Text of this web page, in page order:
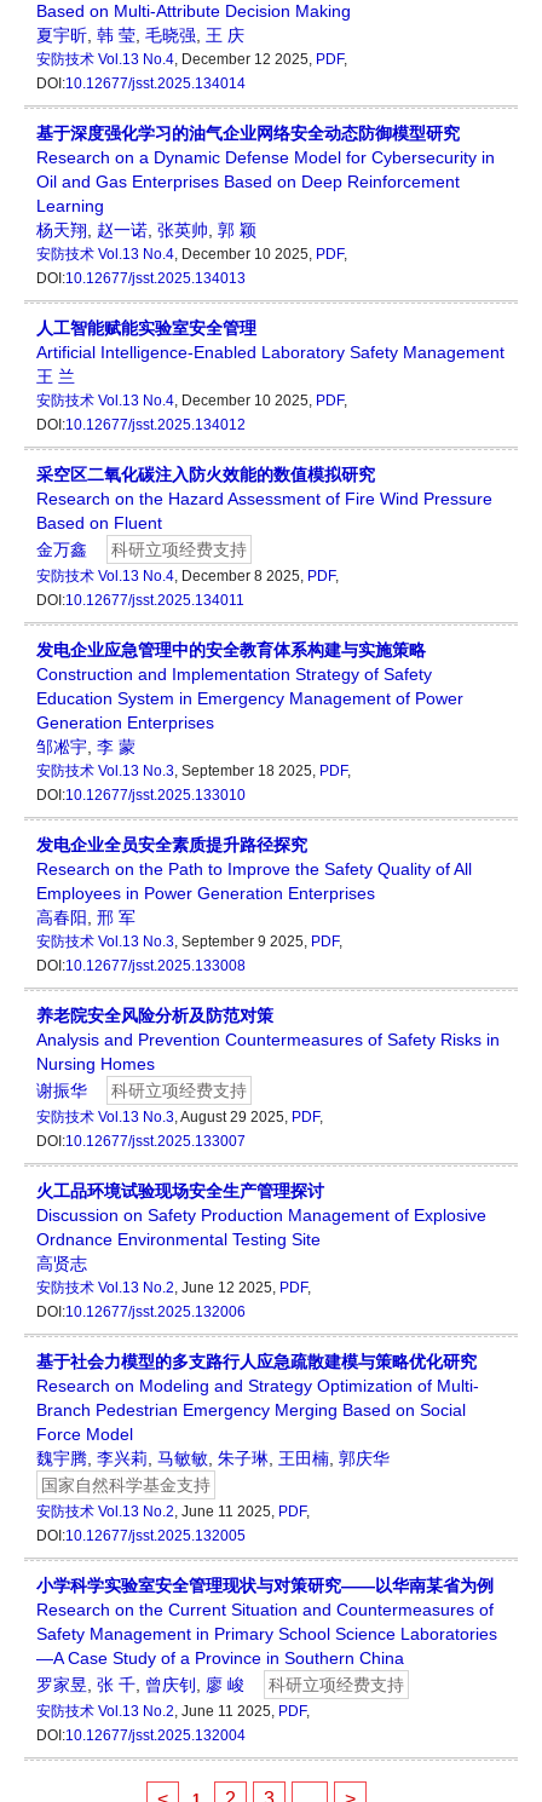
Based on Multi-Attribute Decision Making
夏宇昕 韩 莹 毛晓强 王 庆
安防技术 Vol.13 No.4, December 12 2025, PDF,
DOI:10.12677/jsst.2025.134014
基于深度强化学习的油气企业网络安全动态防御模型研究
Research on a Dynamic Defense Model for Cybersecurity in
Oil and Gas Enterprises Based on Deep Reinforcement
Learning
杨天翔
赵一诺 张英帅 郭 颖
安防技术 Vol.13 No.4, December 10 2025, PDF,
DOI:10.12677/jsst.2025.134013
人工智能赋能实验室安全管理
Artificial Intelligence-Enabled Laboratory Safety Management
王 兰
安防技术 Vol.13 No.4, December 10 2025, PDF,
DOI:10.12677/jsst.2025.134012
采空区二氧化碳注入防火效能的数值模拟研究
Research on the Hazard Assessment of Fire Wind Pressure
Based on Fluent
金万鑫
科研立项经费支持
安防技术 Vol.13 No.4, December 8 2025, PDF,
DOI:10.12677/jsst.2025.134011
发电企业应急管理中的安全教育体系构建与实施策略
Construction and Implementation Strategy of Safety
Education System in Emergency Management of Power
Generation Enterprises
邹凇宇 李 蒙
安防技术 Vol.13 No.3, September 18 2025, PDF,
DOI:10.12677/jsst.2025.133010
发电企业全员安全素质提升路径探究
Research on the Path to Improve the Safety Quality of All
Employees in Power Generation Enterprises
高春阳 邢 军
安防技术 Vol.13 No.3, September 9 2025, PDF,
DOI:10.12677/jsst.2025.133008
养老院安全风险分析及防范对策
Analysis and Prevention Countermeasures of Safety Risks in
Nursing Homes
谢振华
科研立项经费支持
安防技术 Vol.13 No.3, August 29 2025, PDF,
DOI:10.12677/jsst.2025.133007
火工品环境试验现场安全生产管理探讨
Discussion on Safety Production Management of Explosive
Ordnance Environmental Testing Site
高贤志
安防技术 Vol.13 No.2, June 12 2025, PDF,
DOI:10.12677/jsst.2025.132006
基于社会力模型的多支路行人应急疏散建模与策略优化研究
Research on Modeling and Strategy Optimization of Multi-
Branch Pedestrian Emergency Merging Based on Social
Force Model
魏宇腾 李兴莉 马敏敏 朱子琳 王田楠 郭庆华
国家自然科学基金支持
安防技术 Vol.13 No.2, June 11 2025, PDF,
DOI:10.12677/jsst.2025.132005
小学科学实验室安全管理现状与对策研究——以华南某省为例
Research on the Current Situation and Countermeasures of
Safety Management in Primary School Science Laboratories
—A Case Study of a Province in Southern China
罗家昱 张 千 曾庆钊 廖 峻 科研立项经费支持
安防技术 Vol.13 No.2, June 11 2025, PDF,
DOI:10.12677/jsst.2025.132004